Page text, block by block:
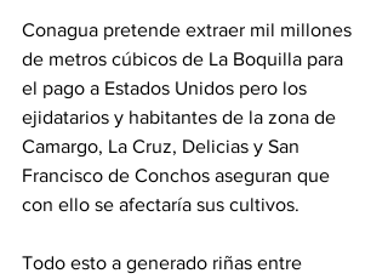
Conagua pretende extraer mil millones
de metros cúbicos de La Boquilla para
el pago a Estados Unidos pero los
ejidatarios y habitantes de la zona de
Camargo, La Cruz, Delicias y San
Francisco de Conchos aseguran que
con ello se afectaría sus cultivos.
Todo esto a generado riñas entre